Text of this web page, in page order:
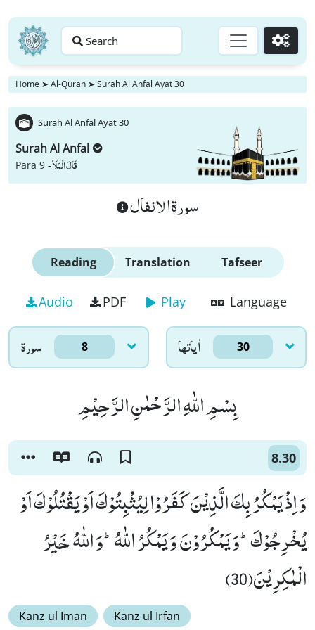
Search Go
Home ➤ Al-Quran ➤ Surah Al Anfal Ayat 30
Surah Al Anfal Ayat 30
Surah Al Anfal
Para 9 -قَالَ الْمَلَاُ
سورة الانفال
Reading Translation Tafseer
Audio PDF Play Language
سورۃ 8 اٰياتها 30
بِسْمِ اللّٰهِ الرَّحْمٰنِ الرَّحِیْمِ
8.30
وَ اِذْ یَمْكُرُ بِكَ الَّذِیْنَ كَفَرُوْا لِیُثْبِتُوْكَ اَوْ یَقْتُلُوْكَ اَوْ
یُخْرِجُوْكَؕ-وَ یَمْكُرُوْنَ وَ یَمْكُرُ اللّٰهُؕ-وَ اللّٰهُ خَیْرُ
الْمٰكِرِیْنَ(30)
Kanz ul Iman Kanz ul Irfan